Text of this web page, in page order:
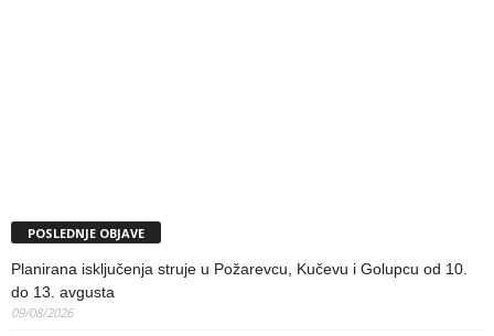
POSLEDNJE OBJAVE
Planirana isključenja struje u Požarevcu, Kučevu i Golupcu od 10.
do 13. avgusta
09/08/2026